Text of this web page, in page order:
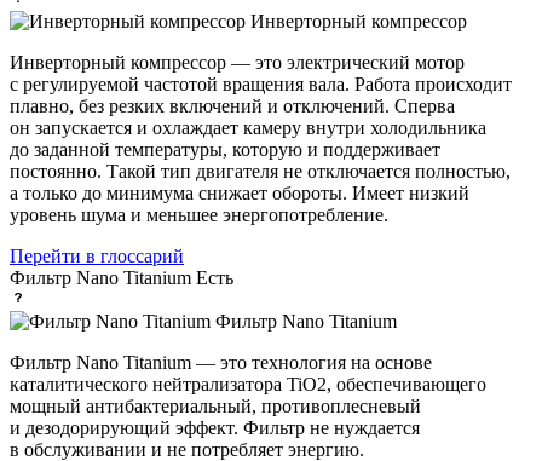
Инверторный компрессор
Инверторный компрессор — это электрический мотор
с регулируемой частотой вращения вала. Работа происходит
плавно, без резких включений и отключений. Сперва
он запускается и охлаждает камеру внутри холодильника
до заданной температуры, которую и поддерживает
постоянно. Такой тип двигателя не отключается полностью,
а только до минимума снижает обороты. Имеет низкий
уровень шума и меньшее энергопотребление.
Перейти в глоссарий
Фильтр Nano Titanium Есть
Фильтр Nano Titanium
Фильтр Nano Titanium — это технология на основе
каталитического нейтрализатора TiO2, обеспечивающего
мощный антибактериальный, противоплесневый
и дезодорирующий эффект. Фильтр не нуждается
в обслуживании и не потребляет энергию.